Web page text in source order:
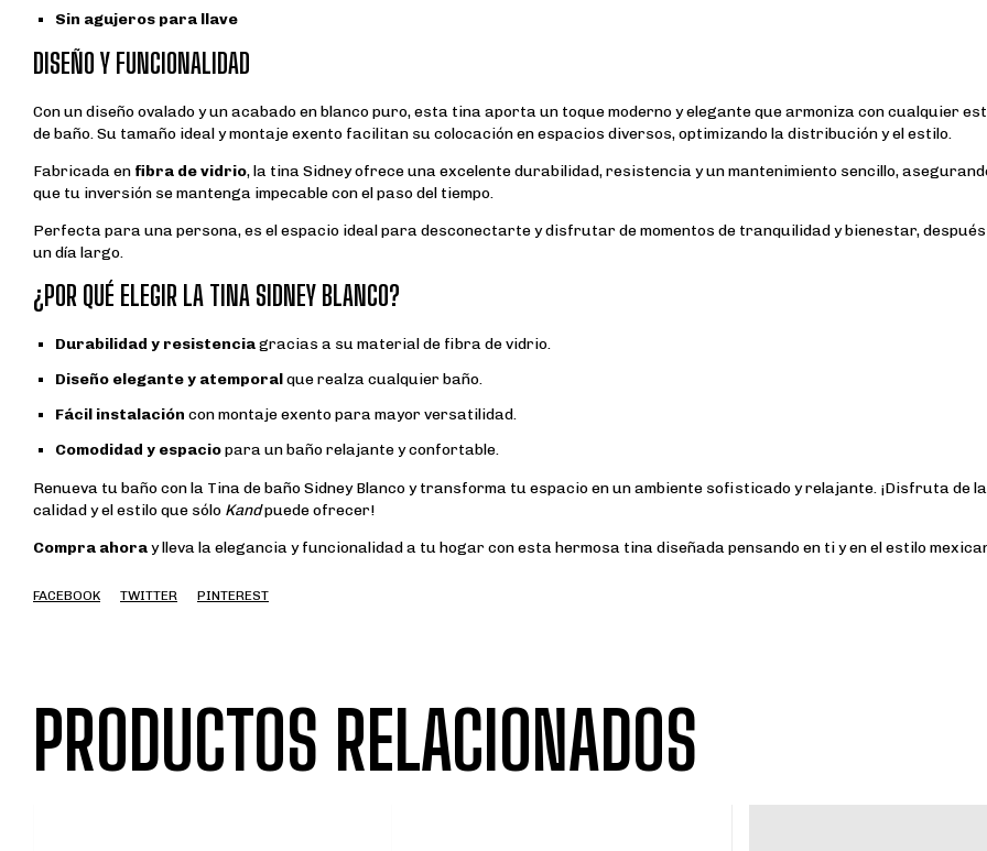
Sin agujeros para llave
DISEÑO Y FUNCIONALIDAD
Con un diseño ovalado y un acabado en blanco puro, esta tina aporta un toque moderno y elegante que armoniza con cualquier
de baño. Su tamaño ideal y montaje exento facilitan su colocación en espacios diversos, optimizando la distribución y el estilo.
Fabricada en fibra de vidrio, la tina Sidney ofrece una excelente durabilidad, resistencia y un mantenimiento sencillo,
que tu inversión se mantenga impecable con el paso del tiempo.
Perfecta para una persona, es el espacio ideal para desconectarte y disfrutar de momentos de tranquilidad y bienestar, después
un día largo.
¿POR QUÉ ELEGIR LA TINA SIDNEY BLANCO?
Durabilidad y resistenciagracias a su material de fibra de vidrio.
Diseño elegante y atemporalque realza cualquier baño.
Fácil instalación con montaje exento para mayor versatilidad.
Comodidad y espaciopara un baño relajante y confortable.
Renueva tu baño con la Tina de baño Sidney Blanco y transforma tu espacio en un ambiente sofisticado y relajante. ¡Disfruta de la
calidad y el estilo que sólo Kandpuede ofrecer!
Compra ahoray lleva la elegancia y funcionalidad a tu hogar con esta hermosa tina diseñada pensando en ti y en el estilo
FACEBOOK TWITTER PINTEREST
PRODUCTOS RELACIONADOS